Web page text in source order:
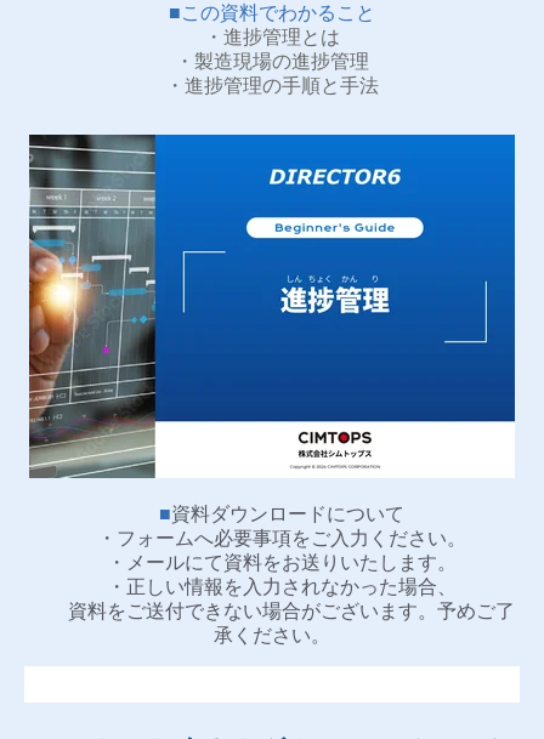
■この資料でわかること
・進捗管理とは
・製造現場の進捗管理
・進捗管理の手順と手法
■資料ダウンロードについて
・フォームへ必要事項をご入力ください。
・メールにて資料をお送りいたします。
・正しい情報を入力されなかった場合、
資料をご送付できない場合がございます。予めご了
承ください。